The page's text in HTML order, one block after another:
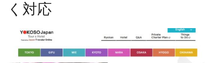
く対応